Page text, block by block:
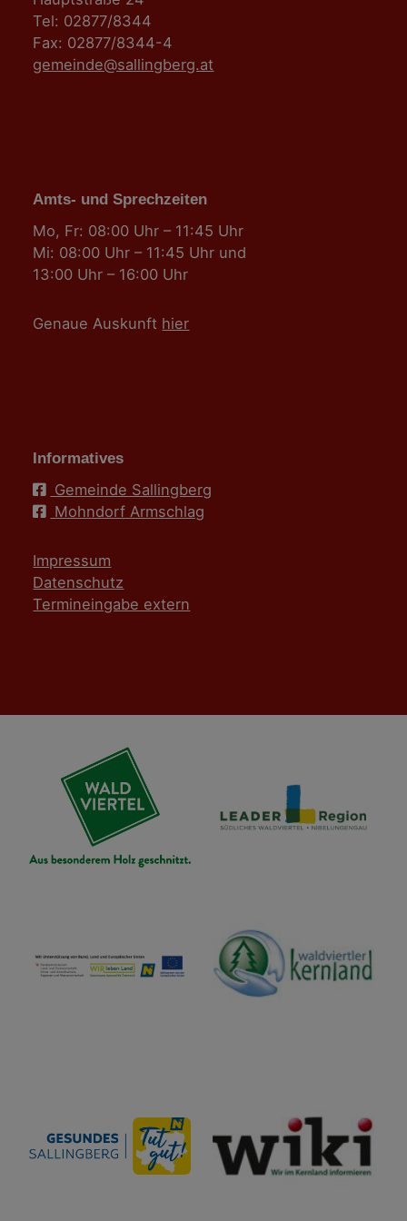
Tel: 02877/8344
Fax: 02877/8344-4
gemeinde@sallingberg.at
Amts- und Sprechzeiten
Mo, Fr: 08:00 Uhr – 11:45 Uhr
Mi: 08:00 Uhr – 11:45 Uhr und
13:00 Uhr – 16:00 Uhr
Genaue Auskunft hier
Informatives
Gemeinde Sallingberg
Mohndorf Armschlag
Impressum
Datenschutz
Termineingabe extern